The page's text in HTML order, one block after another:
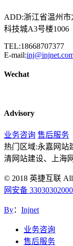
ADD:浙江省温州
科技城A3号楼1006
TEL:18668707377
E-mail:
Wechat
Advisory
业务咨询 售后服务
热门区域:永嘉网站
清网站建设、上海
© 2018 英捷互联 All
网安备
By： Injnet
业务咨询
售后服务